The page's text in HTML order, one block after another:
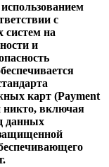
с
на
и
карт (Payment
никто, включая
данных